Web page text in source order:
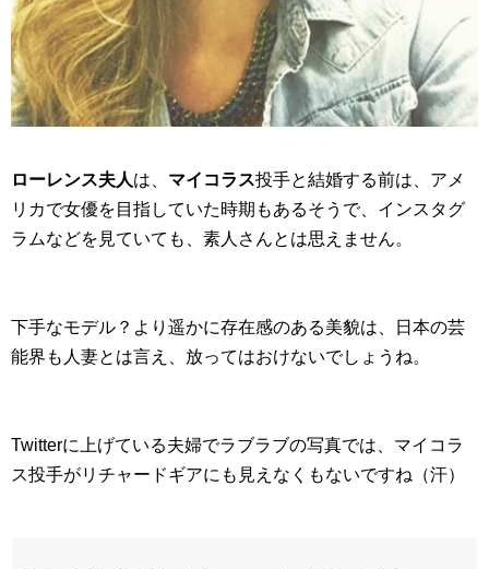
ローレンス夫人は、 マイコラス投手と結婚する前は、アメ
リカで女優を目指していた時期もあるそうで、インスタグ
ラムなどを見ていても、素人さんとは思えません。
下手なモデル？より遥かに存在感のある美貌は、日本の芸
能界も人妻とは言え、放ってはおけないでしょうね。
Twitterに上げている夫婦でラブラブの写真では、マイコラ
ス投手がリチャードギアにも見えなくもないですね（汗）